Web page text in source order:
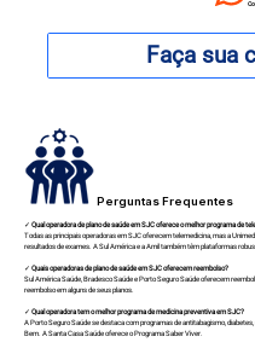
Faça sua
Perguntas Frequentes
✓Qual operadora de plano de saúde em SJC oferece o melhor programa de
Todas as principais operadoras em SJC oferecem telemedicina, mas a
resultados de exames. A Sul América e a Amil também têm plataformas
✓Quais operadoras de plano de saúde em SJC oferecem reembolso?
Sul América Saúde, Bradesco Saúde e Porto Seguro Saúde oferecem
reembolso em alguns de seus planos.
✓Qual operadora tem o melhor programa de medicina preventiva em SJC?
A Porto Seguro Saúde se destaca com programas de antitabagismo,
Bem. A Santa Casa Saúde oferece o Programa Saber Viver.